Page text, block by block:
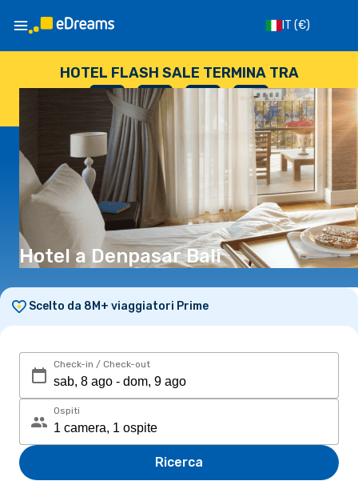
IT (€)
HOTEL FLASH SALE TERMINA TRA
--
GIORNI
: --
ORE
: --
SECONDI
Hotel a Denpasar Bali
Scelto da 8M+ viaggiatori Prime
Check-in / Check-out
Ospiti
Ricerca